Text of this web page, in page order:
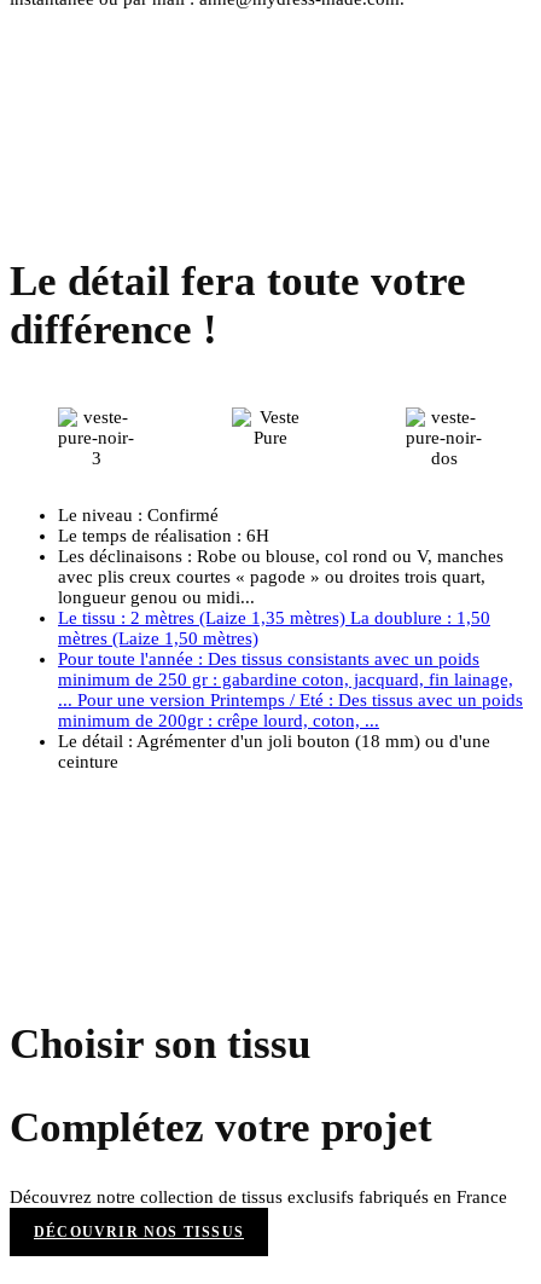
Le détail fera toute votre
différence !
Le niveau : Confirmé
Le temps de réalisation : 6H​
Les déclinaisons : Robe ou blouse, col rond ou V, manches
avec plis creux courtes « pagode » ou droites trois quart,
longueur genou ou midi...
Le tissu : 2 mètres (Laize 1,35 mètres) La doublure : 1,50
mètres (Laize 1,50 mètres)
Pour toute l'année : Des tissus consistants avec un poids
minimum de 250 gr : gabardine coton, jacquard, fin lainage,
... Pour une version Printemps / Eté : Des tissus avec un poids
minimum de 200gr : crêpe lourd, coton, ...​
Le détail : Agrémenter d'un joli bouton (18 mm) ou d'une
ceinture
Choisir son tissu
Complétez votre projet
Découvrez notre collection de tissus exclusifs fabriqués en France
DÉCOUVRIR NOS TISSUS